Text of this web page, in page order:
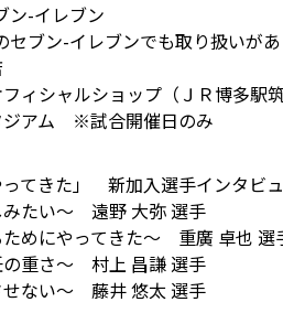
ン-イレブン
ブン-イレブンでも取り扱いがあ
ィシャルショップ（ＪＲ博多駅筑
ジアム ※試合開催日のみ
てきた」 新加入選手インタビ
みたい～ 遠野 大弥 選手
めにやってきた～ 重廣 卓也 選
の重さ～ 村上 昌謙 選手
せない～ 藤井 悠太 選手